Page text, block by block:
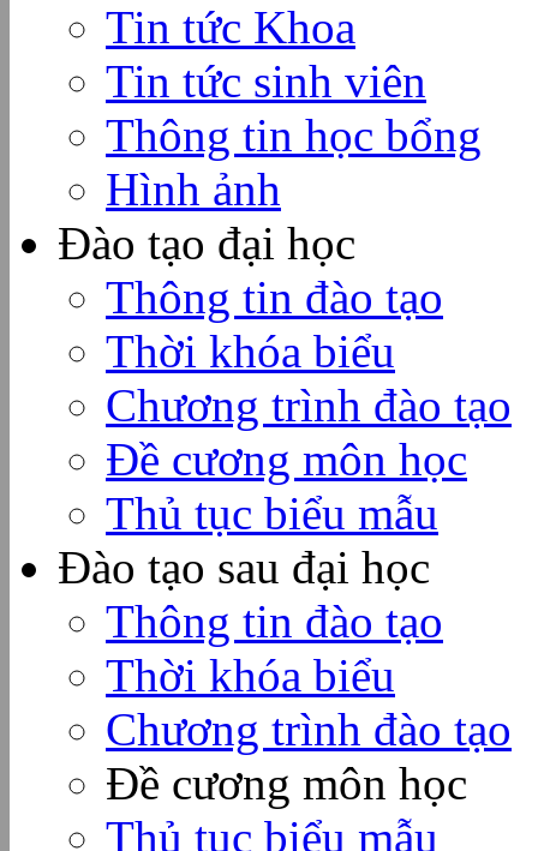
Tin tức Khoa
Tin tức sinh viên
Thông tin học bổng
Hình ảnh
Đào tạo đại học
Thông tin đào tạo
Thời khóa biểu
Chương trình đào tạo
Đề cương môn học
Thủ tục biểu mẫu
Đào tạo sau đại học
Thông tin đào tạo
Thời khóa biểu
Chương trình đào tạo
Đề cương môn học
Thủ tục biểu mẫu